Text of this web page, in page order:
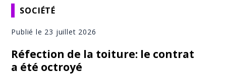
SOCIÉTÉ
Publié le 23 juillet 2026
Réfection de la toiture: le contrat
a été octroyé